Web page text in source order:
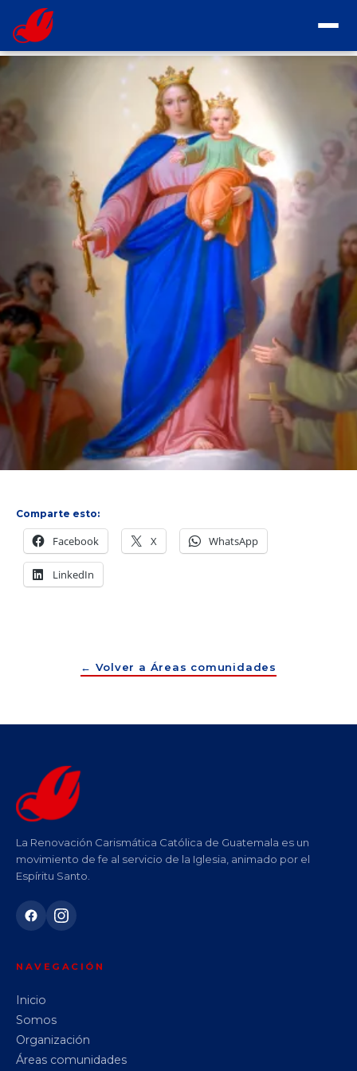
INICIO
VISIÓN
OBJETIVOS
ORGANIZACIÓN
ASESOR ESPIRITUAL
HISTORIA DE LA RCC
QUE ES LA RENOVACIÓN CARISMÁTICA CATÓLICA
ORGANIZACIÓN
ÁREAS COMUNIDADES
CONTACTO
María
Auxiliadora
Comparte esto:
Facebook X WhatsApp
LinkedIn
← Volver a Áreas comunidades
La Renovación Carismática Católica de Guatemala es un
movimiento de fe al servicio de la Iglesia, animado por el
Espíritu Santo.
NAVEGACIÓN
Inicio
Somos
Organización
Áreas comunidades